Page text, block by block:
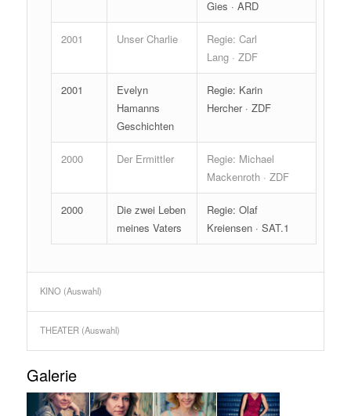
Gies · ARD
2001 Unser Charlie
Regie: Carl
Lang · ZDF
2001
Evelyn
Hamanns
Geschichten
Regie: Karin
Hercher · ZDF
2000 Der Ermittler
Regie: Michael
Mackenroth · ZDF
2000
Die zwei Leben
meines Vaters
Regie: Olaf
Kreiensen · SAT.1
KINO (Auswahl)
THEATER (Auswahl)
Galerie